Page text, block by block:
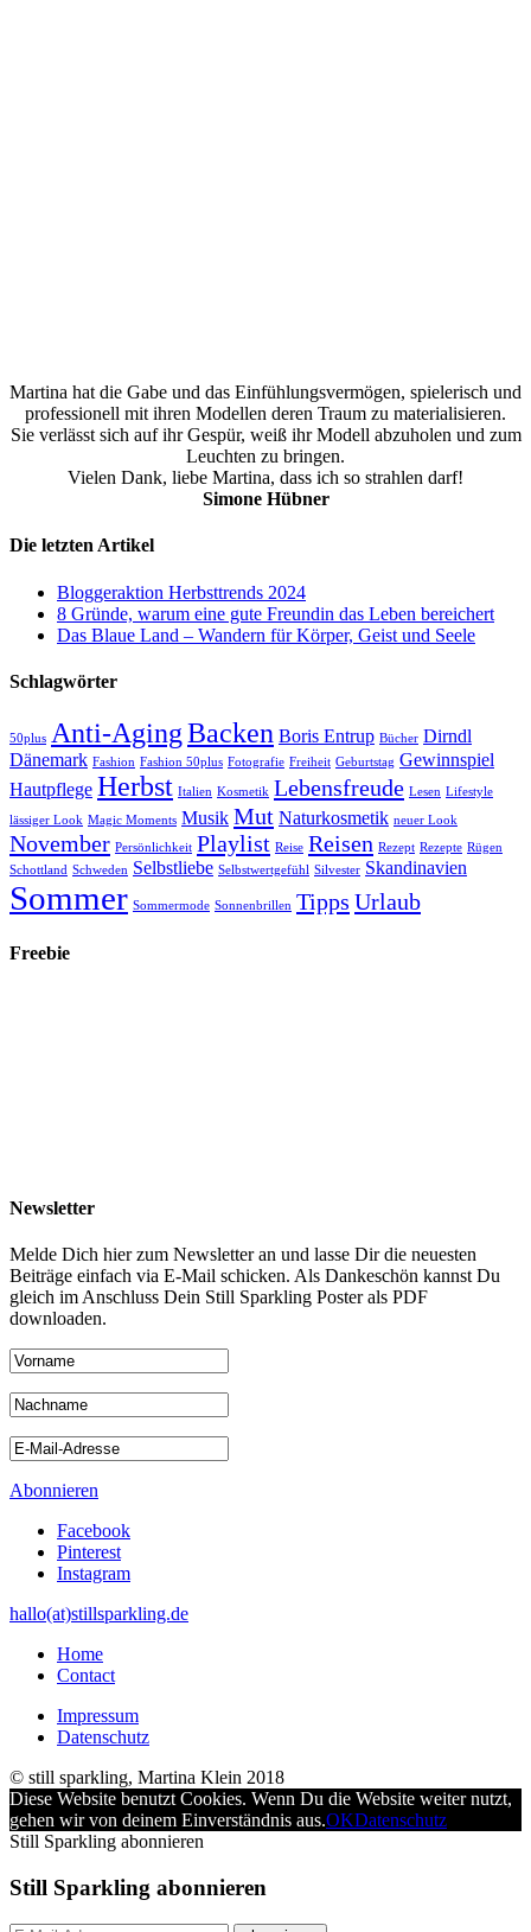
Martina hat die Gabe und das Einfühlungsvermögen, spielerisch und
professionell mit ihren Modellen deren Traum zu materialisieren.
Sie verlässt sich auf ihr Gespür, weiß ihr Modell abzuholen und zum
Leuchten zu bringen.
Vielen Dank, liebe Martina, dass ich so strahlen darf!
Simone Hübner
Die letzten Artikel
Bloggeraktion Herbsttrends 2024
8 Gründe, warum eine gute Freundin das Leben bereichert
Das Blaue Land – Wandern für Körper, Geist und Seele
Schlagwörter
50plus Anti-AgingBacken Boris Entrup Bücher Dirndl
Dänemark Fashion Fashion 50plus Fotografie Freiheit Geburtstag Gewinnspiel
Hautpflege Herbst Italien Kosmetik Lebensfreude Lesen Lifestyle
lässiger Look Magic Moments Musik Mut Naturkosmetik neuer Look
November Persönlichkeit Playlist Reise Reisen Rezept Rezepte Rügen
Schottland Schweden Selbstliebe Selbstwertgefühl Silvester Skandinavien
Sommer Sommermode Sonnenbrillen Tipps Urlaub
Freebie
Newsletter
Melde Dich hier zum Newsletter an und lasse Dir die neuesten
Beiträge einfach via E-Mail schicken. Als Dankeschön kannst Du
gleich im Anschluss Dein Still Sparkling Poster als PDF
downloaden.
Abonnieren
Facebook
Pinterest
Instagram
hallo(at)stillsparkling.de
Home
Contact
Impressum
Datenschutz
© still sparkling, Martina Klein 2018
Diese Website benutzt Cookies. Wenn Du die Website weiter nutzt,
gehen wir von deinem Einverständnis aus.OKDatenschutz
Still Sparkling abonnieren
Still Sparkling abonnieren